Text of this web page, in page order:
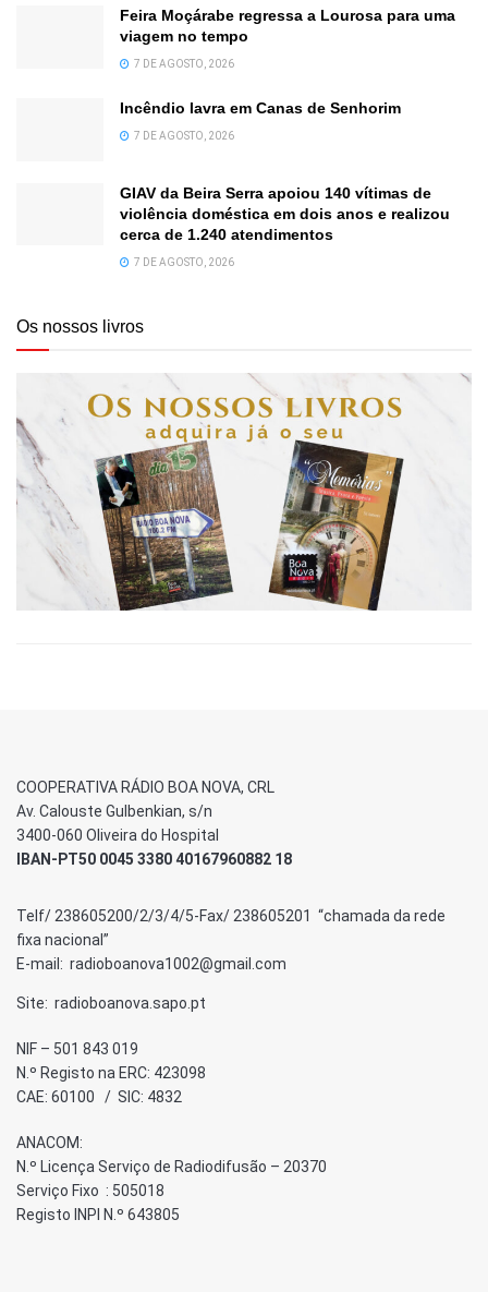
Feira Moçárabe regressa a Lourosa para uma
viagem no tempo
7 DE AGOSTO, 2026
Incêndio lavra em Canas de Senhorim
7 DE AGOSTO, 2026
GIAV da Beira Serra apoiou 140 vítimas de
violência doméstica em dois anos e realizou
cerca de 1.240 atendimentos
7 DE AGOSTO, 2026
Os nossos livros
COOPERATIVA RÁDIO BOA NOVA, CRL
Av. Calouste Gulbenkian, s/n
3400-060 Oliveira do Hospital
IBAN-PT50 0045 3380 40167960882 18
Telf/ 238605200/2/3/4/5-Fax/ 238605201 “chamada da rede
fixa nacional”
E-mail: radioboanova1002@gmail.com
Site: radioboanova.sapo.pt
NIF – 501 843 019
N.º Registo na ERC: 423098
CAE: 60100 / SIC: 4832
ANACOM:
N.º Licença Serviço de Radiodifusão – 20370
Serviço Fixo : 505018
Registo INPI N.º 643805